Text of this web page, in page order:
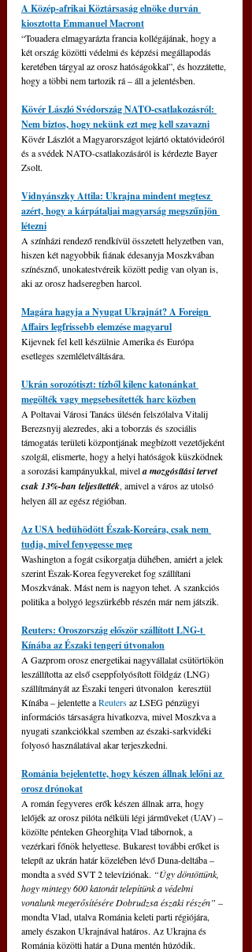
A Közép-afrikai Köztársaság elnöke durván
kiosztotta Emmanuel Macront
“Touadera elmagyarázta francia kollégájának, hogy a
két ország közötti védelmi és képzési megállapodás
keretében tárgyal az orosz hatóságokkal”, és hozzátette,
hogy a többi nem tartozik rá – áll a jelentésben.
Kövér László Svédország NATO-csatlakozásról:
Nem biztos, hogy nekünk ezt meg kell szavazni
Kövér Lászlót a Magyarországot lejártó oktatóvideóról
és a svédek NATO-csatlakozásáról is kérdezte Bayer
Zsolt.
Vidnyánszky Attila: Ukrajna mindent megtesz
azért, hogy a kárpátaljai magyarság megszűnjön
létezni
A színházi rendező rendkívül összetett helyzetben van,
hiszen két nagyobbik fiának édesanyja Moszkvában
színésznő, unokatestvéreik között pedig van olyan is,
aki az orosz hadseregben harcol.
Magára hagyja a Nyugat Ukrajnát? A Foreign
Affairs legfrissebb elemzése magyarul
Kijevnek fel kell készülnie Amerika és Európa
esetleges szemléletváltására.
Ukrán sorozótiszt: tízből kilenc katonánkat
megölték vagy megsebesítették harc közben
A Poltavai Városi Tanács ülésén felszólalva Vitalij
Berezsnyij alezredes, aki a toborzás és szociális
támogatás területi központjának megbízott vezetőjeként
szolgál, elismerte, hogy a helyi hatóságok küszködnek
a sorozási kampányukkal, mivel a mozgósítási tervet
csak 13%-ban teljesítették, amivel a város az utolsó
helyen áll az egész régióban.
Az USA bedühödött Észak-Koreára, csak nem
tudja, mivel fenyegesse meg
Washington a fogát csikorgatja dühében, amiért a jelek
szerint Észak-Korea fegyvereket fog szállítani
Moszkvának. Mást nem is nagyon tehet. A szankciós
politika a bolygó legszürkébb részén már nem játszik.
Reuters: Oroszország először szállított LNG-t
Kínába az Északi tengeri útvonalon
A Gazprom orosz energetikai nagyvállalat csütörtökön
leszállította az első cseppfolyósított földgáz (LNG)
szállítmányát az Északi tengeri útvonalon  keresztül
Kínába – jelentette a Reuters az LSEG pénzügyi
információs társaságra hivatkozva, mivel Moszkva a
nyugati szankciókkal szemben az északi-sarkvidéki
folyosó használatával akar terjeszkedni.
Románia bejelentette, hogy készen állnak lelőni az
orosz drónokat
A román fegyveres erők készen állnak arra, hogy
lelőjék az orosz pilóta nélküli légi járműveket (UAV) –
közölte pénteken Gheorghița Vlad tábornok, a
vezérkari főnök helyettese. Bukarest további erőket is
telepít az ukrán határ közelében lévő Duna-deltába –
mondta a svéd SVT 2 televíziónak. “Úgy döntöttünk,
hogy mintegy 600 katonát telepítünk a védelmi
vonalunk megerősítésére Dobrudzsa északi részén” –
mondta Vlad, utalva Románia keleti parti régiójára,
amely északon Ukrajnával határos. Az Ukrajna és
Románia közötti határ a Duna mentén húzódik.